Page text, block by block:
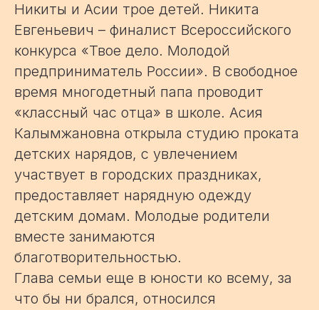
Никиты и Асии трое детей. Никита
Евгеньевич – финалист Всероссийского
конкурса «Твое дело. Молодой
предприниматель России». В свободное
время многодетный папа проводит
«классный час отца» в школе. Асия
Калымжановна открыла студию проката
детских нарядов, с увлечением
участвует в городских праздниках,
предоставляет нарядную одежду
детским домам. Молодые родители
вместе занимаются
благотворительностью.
Глава семьи еще в юности ко всему, за
что бы ни брался, относился